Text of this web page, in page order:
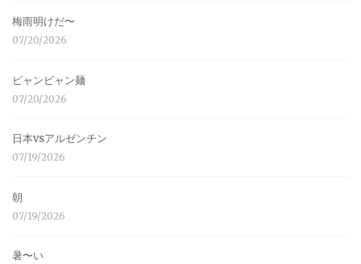
梅雨明けだ〜
07/20/2026
ビャンビャン麺
07/20/2026
日本vsアルゼンチン
07/19/2026
朝
07/19/2026
暑〜い